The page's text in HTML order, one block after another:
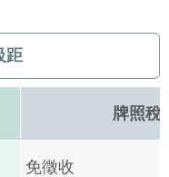
距
牌照稅
免徵收